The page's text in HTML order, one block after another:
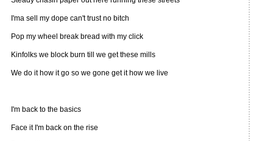
I'ma sell my dope can't trust no bitch
Pop my wheel break bread with my click
Kinfolks we block burn till we get these mills
We do it how it go so we gone get it how we live
I'm back to the basics
Face it I'm back on the rise